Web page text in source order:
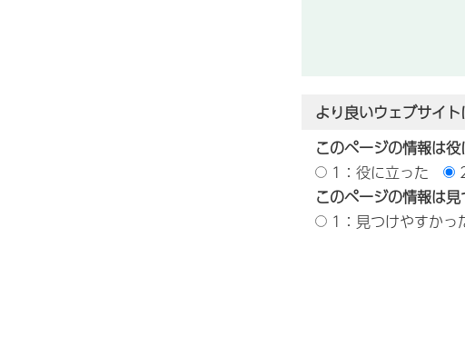
より良いウェブサイ
このページの情報は
1：役に立った
このページの情報は
1：見つけやすかっ